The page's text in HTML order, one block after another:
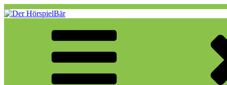
Zum
Inhalt
Der HörspielBär
Eine weitere WordPress-Website